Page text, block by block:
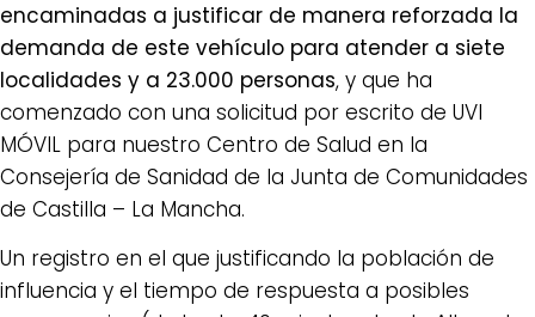
encaminadas a justificar de manera reforzada la
demanda de este vehículo para atender a siete
localidades y a 23.000 personas, y que ha
comenzado con una solicitud por escrito de UVI
MÓVIL para nuestro Centro de Salud en la
Consejería de Sanidad de la Junta de Comunidades
de Castilla – La Mancha.
Un registro en el que justificando la población de
influencia y el tiempo de respuesta a posibles